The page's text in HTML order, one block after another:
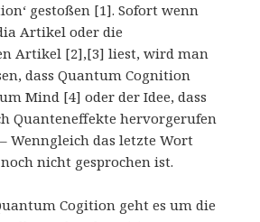
gestoßen [1]. Sofort wenn
Artikel oder die
Artikel [2],[3] liest, wird man
dass Quantum Cognition
Mind [4] oder der Idee, dass
Quanteneffekte hervorgerufen
Wenngleich das letzte Wort
nicht gesprochen ist.
Cogition geht es um die